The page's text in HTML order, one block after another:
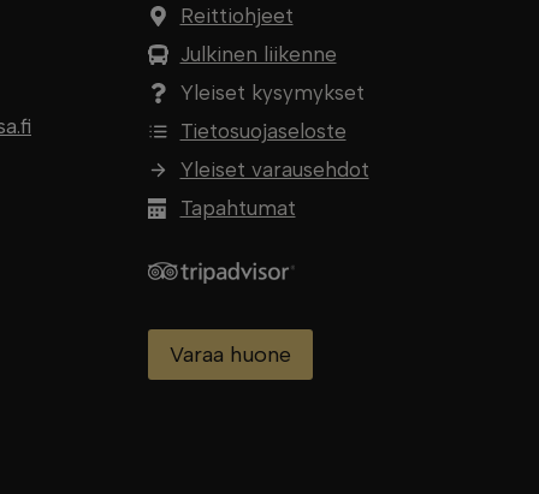
Reittiohjeet
Julkinen liikenne
Yleiset kysymykset
Tietosuojaseloste
Yleiset varausehdot
Tapahtumat
Varaa huone